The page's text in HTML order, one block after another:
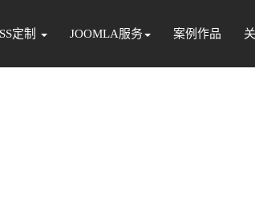
定制 JOOMLA服务 案例作品